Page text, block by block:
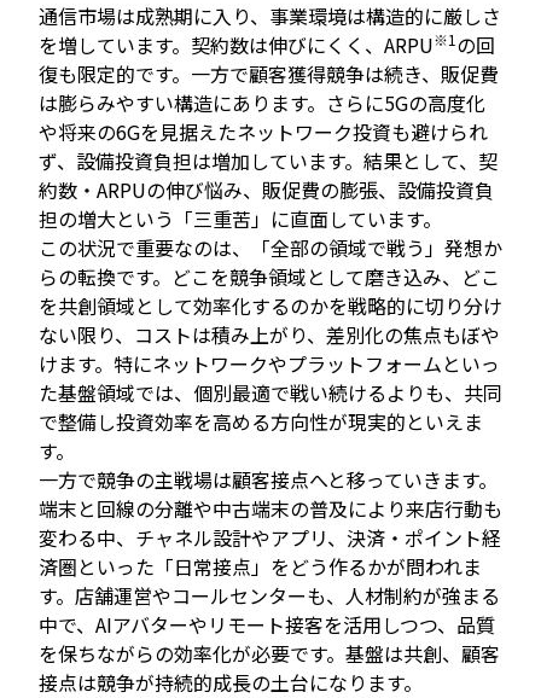
通信市場は成熟期に入り、事業環境は構造的に厳しさ
を増しています。契約数は伸びにくく、ARPU※1 の回
復も限定的です。一方で顧客獲得競争は続き、販促費
は膨らみやすい構造にあります。さらに5Gの高度化
や将来の6Gを見据えたネットワーク投資も避けられ
ず、設備投資負担は増加しています。結果として、契
約数・ARPUの伸び悩み、販促費の膨張、設備投資負
担の増大という「三重苦」に直面しています。
この状況で重要なのは、「全部の領域で戦う」発想か
らの転換です。どこを競争領域として磨き込み、どこ
を共創領域として効率化するのかを戦略的に切り分け
ない限り、コストは積み上がり、差別化の焦点もぼや
けます。特にネットワークやプラットフォームといっ
た基盤領域では、個別最適で戦い続けるよりも、共同
で整備し投資効率を高める方向性が現実的といえま
す。
一方で競争の主戦場は顧客接点へと移っていきます。
端末と回線の分離や中古端末の普及により来店行動も
変わる中、チャネル設計やアプリ、決済・ポイント経
済圏といった「日常接点」をどう作るかが問われま
す。店舗運営やコールセンターも、人材制約が強まる
中で、AIアバターやリモート接客を活用しつつ、品質
を保ちながらの効率化が必要です。基盤は共創、顧客
接点は競争が持続的成長の土台になります。